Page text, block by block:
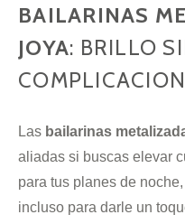
BAILARINAS
JOYA: BRILLO
Las bailarinas
aliadas si buscas elevar
para tus planes de
incluso para darle un